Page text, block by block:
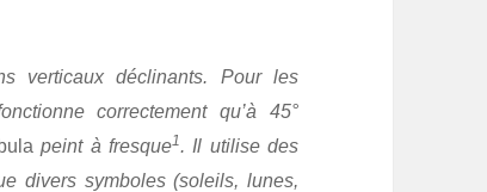
verticaux déclinants. Pour les
correctement qu’à 45°
peint à fresque1
. Il utilise des
divers symboles (soleils, lunes,